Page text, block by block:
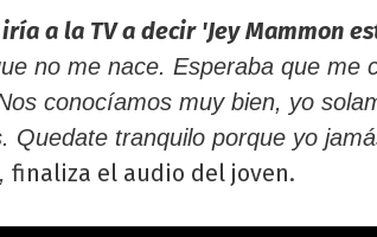
a la TV a decir 'Jey Mammon
no me nace. Esperaba que me
conocíamos muy bien, yo
Quedate tranquilo porque yo
finaliza el audio del joven.